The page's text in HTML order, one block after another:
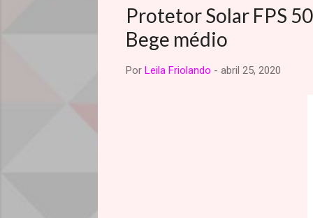
Protetor Solar FPS
Bege médio
Por Leila Friolando - abril 25, 2020